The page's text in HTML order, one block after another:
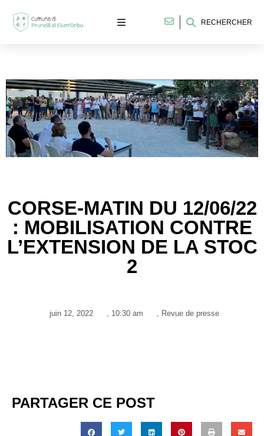
RECHERCHER
CORSE-MATIN DU 12/06/22
: MOBILISATION CONTRE
L’EXTENSION DE LA STOC
2
juin 12, 2022 , 10:30 am , Revue de presse
PARTAGER CE POST